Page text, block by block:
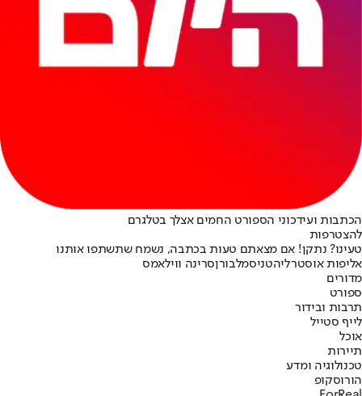
הכתבות ועידכוני הספורט החמים אצלך בטלגרם
להצטרפות
טעינו? נתקן! אם מצאתם טעות בכתבה, נשמח שתשתפו אותנו
אליפות אוסטרליהטניסמלבורןסרינה ווילאמס
מדורים
ספורט
תרבות ובידור
לייף סטייל
אוכל
תיירות
טכנולוגיה ומדע
הורוסקופ